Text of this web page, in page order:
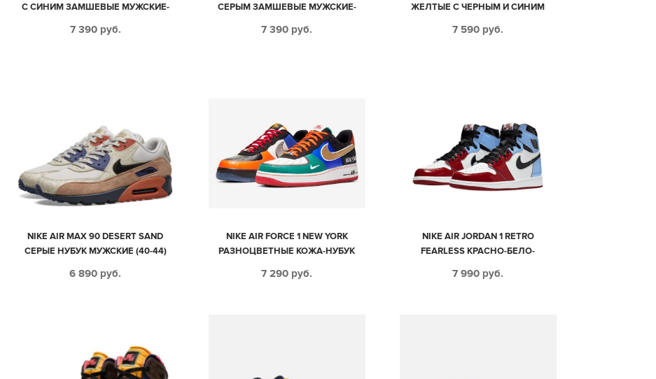
С СИНИМ ЗАМШЕВЫЕ МУЖСКИЕ-
7 390 руб.
СЕРЫМ ЗАМШЕВЫЕ МУЖСКИЕ-
7 390 руб.
ЖЕЛТЫЕ С ЧЕРНЫМ И СИНИМ
ЖЕНСКИЕ (35-44)
7 590 руб.
NIKE AIR MAX 90 DESERT SAND
СЕРЫЕ НУБУК МУЖСКИЕ (40-44)
6 890 руб.
NIKE AIR FORCE 1 NEW YORK
РАЗНОЦВЕТНЫЕ КОЖА-НУБУК
7 290 руб.
NIKE AIR JORDAN 1 RETRO
FEARLESS КРАСНО-БЕЛО-
МУЖСКИЕ-ЖЕНСКИЕ (35-44)
7 990 руб.